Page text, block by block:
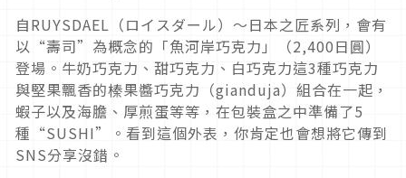
自RUYSDAEL（ロイスダール）～日本之匠系列，會有
以“壽司”為概念的「魚河岸巧克力」（2,400日圓）
登場。牛奶巧克力、甜巧克力、白巧克力這3種巧克力
與堅果飄香的榛果醬巧克力（gianduja）組合在一起，
蝦子以及海膽、厚煎蛋等等，在包裝盒之中準備了5
種“SUSHI”。看到這個外表，你肯定也會想將它傳到
SNS分享沒錯。